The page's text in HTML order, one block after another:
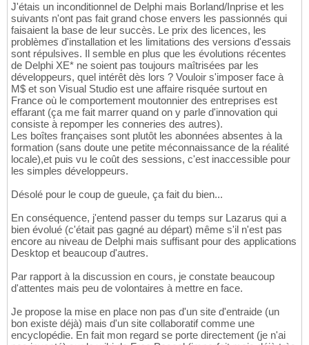
J'étais un inconditionnel de Delphi mais Borland/Inprise et les
suivants n'ont pas fait grand chose envers les passionnés qui
faisaient la base de leur succès. Le prix des licences, les
problèmes d'installation et les limitations des versions d'essais
sont répulsives. Il semble en plus que les évolutions récentes
de Delphi XE* ne soient pas toujours maîtrisées par les
développeurs, quel intérêt dès lors ? Vouloir s'imposer face à
M$ et son Visual Studio est une affaire risquée surtout en
France où le comportement moutonnier des entreprises est
effarant (ça me fait marrer quand on y parle d'innovation qui
consiste à repomper les conneries des autres).
Les boîtes françaises sont plutôt les abonnées absentes à la
formation (sans doute une petite méconnaissance de la réalité
locale),et puis vu le coût des sessions, c'est inaccessible pour
les simples développeurs.
Désolé pour le coup de gueule, ça fait du bien...
En conséquence, j'entend passer du temps sur Lazarus qui a
bien évolué (c'était pas gagné au départ) même s'il n'est pas
encore au niveau de Delphi mais suffisant pour des applications
Desktop et beaucoup d'autres.
Par rapport à la discussion en cours, je constate beaucoup
d'attentes mais peu de volontaires à mettre en face.
Je propose la mise en place non pas d'un site d'entraide (un
bon existe déjà) mais d'un site collaboratif comme une
encyclopédie. En fait mon regard se porte directement (je n'ai